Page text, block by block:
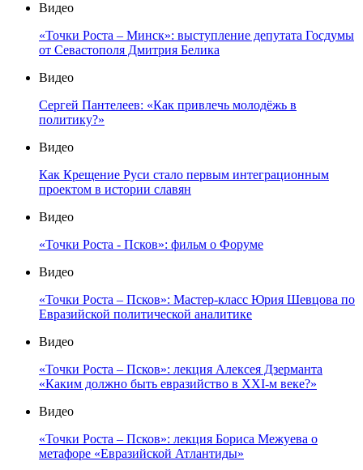
Видео
«Точки Роста – Минск»: выступление депутата Госдумы
от Севастополя Дмитрия Белика
Видео
Сергей Пантелеев: «Как привлечь молодёжь в
политику?»
Видео
Как Крещение Руси стало первым интеграционным
проектом в истории славян
Видео
«Точки Роста - Псков»: фильм о Форуме
Видео
«Точки Роста – Псков»: Мастер-класс Юрия Шевцова по
Евразийской политической аналитике
Видео
«Точки Роста – Псков»: лекция Алексея Дзерманта
«Каким должно быть евразийство в XXI-м веке?»
Видео
«Точки Роста – Псков»: лекция Бориса Межуева о
метафоре «Евразийской Атлантиды»